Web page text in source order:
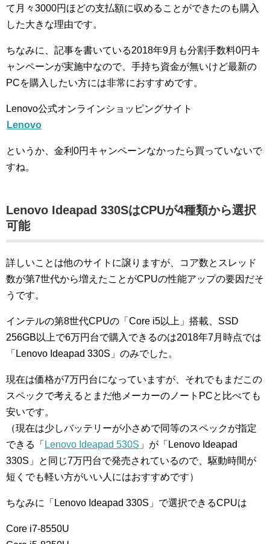
て月々3000円ほどの支払額に収めることができたのも購入
した大きな理由です。
ちなみに、記事を書いている2018年9月も分割手数料0円キ
ャンペーンが実施中なので、手持ち資金が無いけど最新の
PCを購入したい方には非常におすすめです。
Lenovo公式オンラインショッピングサイト
Lenovo
というか、金利0円キャンペーンなかったら買っていないで
すね。
Lenovo Ideapad 330SはCPUが4種類から選択
可能
詳しいことは他のサイトに譲りますが、コア数とスレッド
数が第7世代から増えたことがCPUの性能アップの要因だそ
うです。
インテルの第8世代CPUの「Core i5以上」搭載、SSD
256GB以上で6万円台で購入できるのは2018年7月時点では
「Lenovo Ideapad 330S」のみでした。
現在は価格が7万円台になっていますが、それでもまだこの
スペックで考えるとまだ他メーカーのノートPCと比べても
安いです。
（現在は少しバッテリーが小さめで同等のスペックが指定
できる「 Lenovo Ideapad 530S 」が「Lenovo Ideapad
330S」と同じ7万円台で発売されているので、駆動時間が
短くでも軽い方がいい人にはおすすめです）
ちなみに「Lenovo Ideapad 330S」で選択できるCPUは
Core i7-8550U